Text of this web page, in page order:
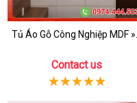
Tủ Áo Gỗ Công Nghiệp MDF »...
Contact us